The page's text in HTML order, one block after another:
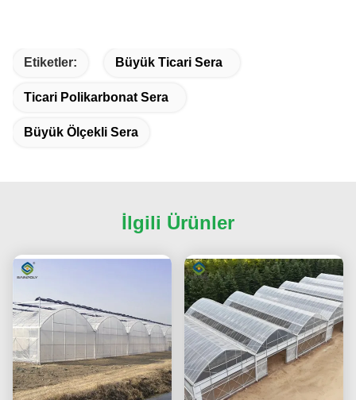
Etiketler: Büyük Ticari Sera
Ticari Polikarbonat Sera
Büyük Ölçekli Sera
İlgili Ürünler